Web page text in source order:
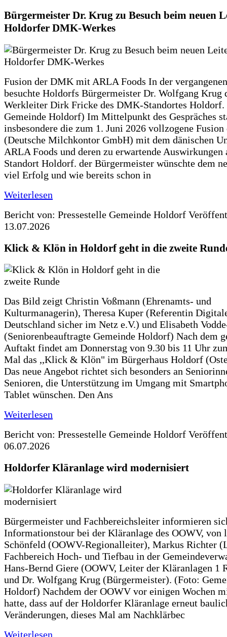
Bürgermeister Dr. Krug zu Besuch beim neuen
Holdorfer DMK-Werkes
Fusion der DMK mit ARLA Foods In der
besuchte Holdorfs Bürgermeister Dr. Wolfgang Krug
Werkleiter Dirk Fricke des DMK-Standortes Holdorf.
Gemeinde Holdorf) Im Mittelpunkt des Gespräches
insbesondere die zum 1. Juni 2026 vollzogene
(Deutsche Milchkontor GmbH) mit dem dänischen
ARLA Foods und deren zu erwartende Auswirkungen
Standort Holdorf. der Bürgermeister wünschte dem
viel Erfolg und wie bereits schon in
Weiterlesen
Bericht von: Pressestelle Gemeinde Holdorf
13.07.2026
Klick & Klön in Holdorf geht in die zweite
Das Bild zeigt Christin Voßmann (Ehrenamts- und
Kulturmanagerin), Theresa Kuper (Referentin
Deutschland sicher im Netz e.V.) und Elisabeth
(Seniorenbeauftragte Gemeinde Holdorf) Nach dem
Auftakt findet am Donnerstag von 9.30 bis 11 Uhr
Mal das ,,Klick & Klön" im Bürgerhaus Holdorf
Das neue Angebot richtet sich besonders an
Senioren, die Unterstützung im Umgang mit
Tablet wünschen. Den Ans
Weiterlesen
Bericht von: Pressestelle Gemeinde Holdorf
06.07.2026
Holdorfer Kläranlage wird modernisiert
Bürgermeister und Fachbereichsleiter informieren
Informationstour bei der Kläranlage des OOWV, von
Schönfeld (OOWV-Regionalleiter), Markus Richter
Fachbereich Hoch- und Tiefbau in der
Hans-Bernd Giere (OOWV, Leiter der Kläranlagen 1
und Dr. Wolfgang Krug (Bürgermeister). (Foto:
Holdorf) Nachdem der OOWV vor einigen Wochen
hatte, dass auf der Holdorfer Kläranlage erneut
Veränderungen, dieses Mal am Nachklärbec
Weiterlesen